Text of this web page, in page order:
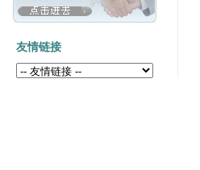
友情链接